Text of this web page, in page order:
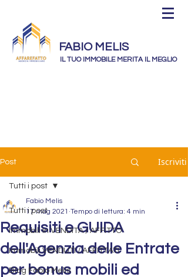
FABIO MELIS
IL TUO IMMOBILE MERITA IL MEGLIO
Post Iscriviti
Tutti i post
Immobili In VENDITA / AFFITTO
Immobili VENDUTI / AFFITTATI
Blog Fabio Melis
Tutti i post
Requisiti e GUIDA
dell'Agenzia delle Entrate
per bonus mobili ed
Fabio Melis
17 mag 2021 Tempo di lettura: 4 min